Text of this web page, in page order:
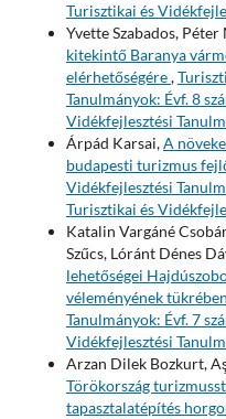
Turisztikai és
Yvette Szabados, Péter
kitekintő Baranya
elérhetőségére,
Tanulmányok: Évf. 8
Vidékfejlesztési
Árpád Karsai,A
budapesti turizmus
Vidékfejlesztési
Turisztikai és
Katalin Vargáné
Szűcs, Lóránt Dénes
lehetőségei
véleményének tükrében
Tanulmányok: Évf. 7
Vidékfejlesztési
Arzan Dilek Bozkurt,
Törökország
tapasztalatépítés